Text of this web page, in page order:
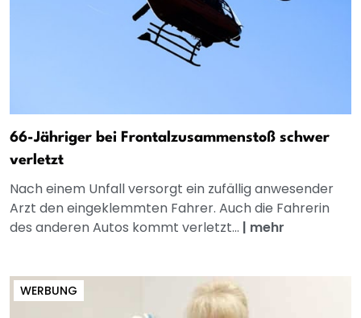
66-Jähriger bei Frontalzusammenstoß schwer
verletzt
Nach einem Unfall versorgt ein zufällig anwesender
Arzt den eingeklemmten Fahrer. Auch die Fahrerin
des anderen Autos kommt verletzt... | mehr
WERBUNG